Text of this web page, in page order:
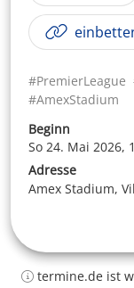
#PremierLeague
#AmexStadium
Beginn
So 24. Mai 2026,
Adresse
Amex Stadium,
termine.de ist